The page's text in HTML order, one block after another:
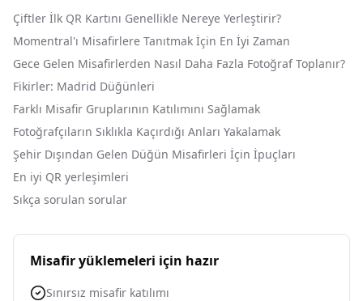
Çiftler İlk QR Kartını Genellikle Nereye Yerleştirir?
Momentral'ı Misafirlere Tanıtmak İçin En İyi Zaman
Gece Gelen Misafirlerden Nasıl Daha Fazla Fotoğraf Toplanır?
Fikirler: Madrid Düğünleri
Farklı Misafir Gruplarının Katılımını Sağlamak
Fotoğrafçıların Sıklıkla Kaçırdığı Anları Yakalamak
Şehir Dışından Gelen Düğün Misafirleri İçin İpuçları
En iyi QR yerleşimleri
Sıkça sorulan sorular
Misafir yüklemeleri için hazır
Sınırsız misafir katılımı